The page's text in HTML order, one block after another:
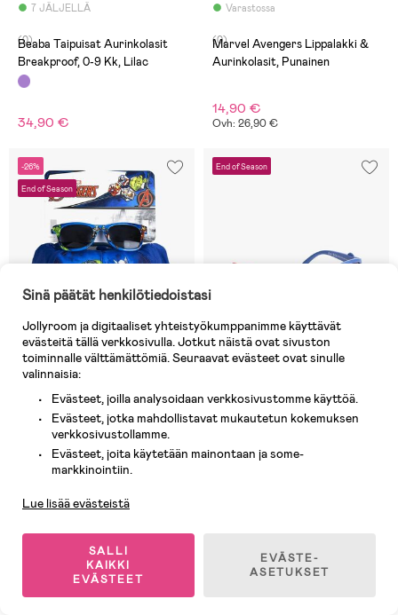
7 JÄLJELLÄ
(0)
Beaba Taipuisat Aurinkolasit
Breakproof, 0-9 Kk, Lilac
34,90 €
Varastossa
(0)
Marvel Avengers Lippalakki &
Aurinkolasit, Punainen
14,90 €
Ovh: 26,90 €
-26%
End of Season
Varastossa
Marvel Avengers Lippalakki &
Aurinkolasit, Sininen
13,90 €
Ovh: 22,90 €
End of Season
Varastossa
Ryhmä Hau Aurinkolasit,
1
Sinä päätät henkilötiedoistasi
Jollyroom ja digitaaliset yhteistyökumppanimme käyttävät
evästeitä tällä verkkosivulla. Jotkut näistä ovat sivuston
toiminnalle välttämättömiä. Seuraavat evästeet ovat sinulle
valinnaisia:
Evästeet, joilla analysoidaan verkkosivustomme käyttöä.
Evästeet, jotka mahdollistavat mukautetun kokemuksen
verkkosivustollamme.
Evästeet, joita käytetään mainontaan ja some-
markkinointiin.
Lue lisää evästeistä
SALLI
KAIKKI
EVÄSTEET
EVÄSTE-
ASETUKSET